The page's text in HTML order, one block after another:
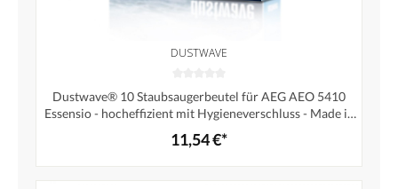
DUSTWAVE
Dustwave® 10 Staubsaugerbeutel für AEG AEO 5410
Essensio - hocheffizient mit Hygieneverschluss - Made in
Germany
11,54 €*